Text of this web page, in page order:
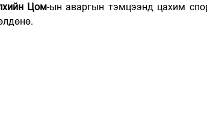
Цом-ын аваргын тэмцээнд цахим